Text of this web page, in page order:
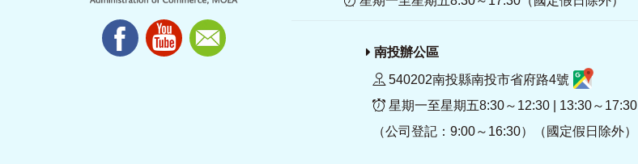
南投辦公區
540202南投縣南投市省府路4號
星期一至星期五8:30～12:30 | 13:30～17:30
（公司登記：9:00～16:30）（國定假日除外）